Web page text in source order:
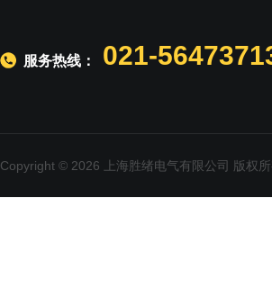
服务热线： 021-
Copyright © 2026 上海胜绪电气有限公司 版权